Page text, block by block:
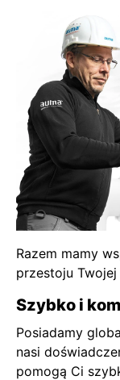
Razem mamy
przestoju
Szybko i
Posiadamy
nasi
pomogą Ci